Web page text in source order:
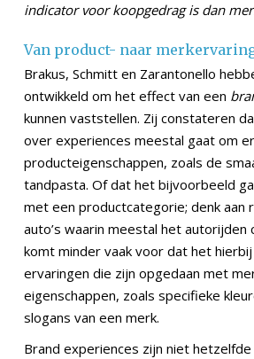
indicator voor koopgedrag is dan
Van product- naar
Brakus, Schmitt en Zarantonello
ontwikkeld om het effect van een
kunnen vaststellen. Zij constateren
over experiences meestal gaat om
producteigenschappen, zoals de
tandpasta. Of dat het bijvoorbeeld
met een productcategorie; denk aan
auto’s waarin meestal het
komt minder vaak voor dat het
ervaringen die zijn opgedaan met
eigenschappen, zoals specifieke
slogans van een merk.
Brand experiences zijn niet